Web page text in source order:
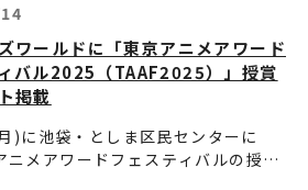
ズロボット研究所」フェアでは、ロ
部構造を垣間見ることができる商品
イズ公式YouTubeチャンネル「サ
ャンネル」で公開中の「実験動画」
ロボットを使用した商品など、サン
ット研究所ならではのオリジナル新
します。
販購入特典として3,000円(税込)ご
ランダムでプレゼントしている、ク
描き下ろし複製ミニ色紙には、『無
ボット3』、『戦闘メカ ザブング
戦士ダンバイン』、実験動画『AUR
店舗の無料展示コーナーでは実
BATTLER DUNBINE』＆実験
GALE XABUNGLE』の原画（ア
べて無料でご覧になれます。店舗
ワールドに「東京アニメアワード
バル2025（TAAF2025）」授賞
掲載
)に池袋・としま区民センターに
ニメアワードフェスティバルの授賞